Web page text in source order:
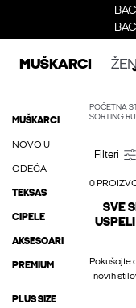
MUŠKARCI
MUŠKARCI
NOVO U
ODEĆA
TEKSAS
CIPELE
AKSESOARI
PREMIUM
PLUS SIZE
POČETNA
SORTING
0
SVE
Pokušajte
novih